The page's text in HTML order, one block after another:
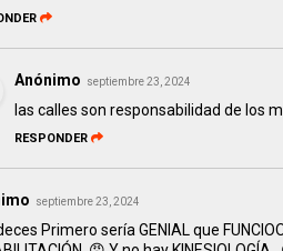
Anónimo septiembre 23, 2024
las calles son responsabilidad de los
RESPONDER
septiembre 23, 2024
Primero sería GENIAL que